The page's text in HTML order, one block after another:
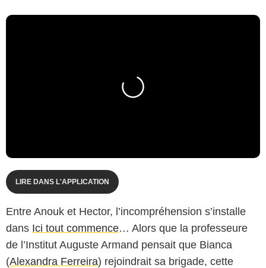
LIRE DANS L'APPLICATION
Entre Anouk et Hector, l’incompréhension s’installe
dans Ici tout commence… Alors que la professeure
de l’Institut Auguste Armand pensait que Bianca
(Alexandra Ferreira) rejoindrait sa brigade, cette